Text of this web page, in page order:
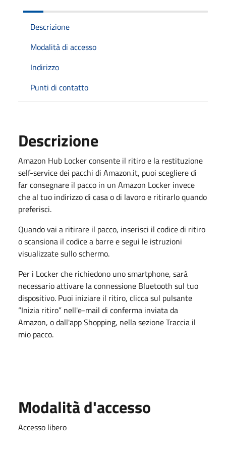
Descrizione
Modalità di accesso
Indirizzo
Punti di contatto
Descrizione
Amazon Hub Locker consente il ritiro e la restituzione
self-service dei pacchi di Amazon.it, puoi scegliere di
far consegnare il pacco in un Amazon Locker invece
che al tuo indirizzo di casa o di lavoro e ritirarlo quando
preferisci.
Quando vai a ritirare il pacco, inserisci il codice di ritiro
o scansiona il codice a barre e segui le istruzioni
visualizzate sullo schermo.
Per i Locker che richiedono uno smartphone, sarà
necessario attivare la connessione Bluetooth sul tuo
dispositivo. Puoi iniziare il ritiro, clicca sul pulsante
“Inizia ritiro” nell'e-mail di conferma inviata da
Amazon, o dall'app Shopping, nella sezioneTraccia il
mio pacco.
Modalità d'accesso
Accesso libero